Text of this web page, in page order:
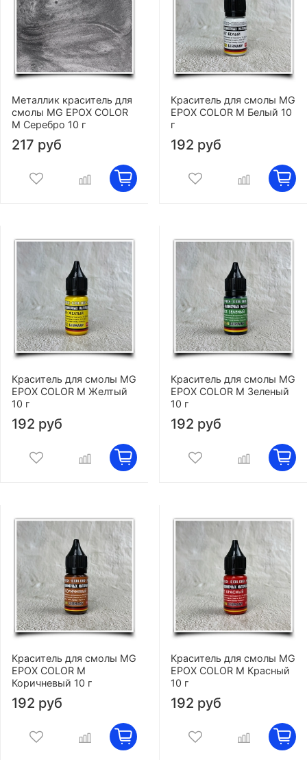
Металлик краситель для
смолы MG EPOX COLOR
M Серебро 10 г
217 руб
Краситель для смолы MG
EPOX COLOR M Белый 10
г
192 руб
Краситель для смолы MG
EPOX COLOR M Желтый
10 г
192 руб
Краситель для смолы MG
EPOX COLOR M Зеленый
10 г
192 руб
Краситель для смолы MG
EPOX COLOR M
Коричневый 10 г
192 руб
Краситель для смолы MG
EPOX COLOR M Красный
10 г
192 руб